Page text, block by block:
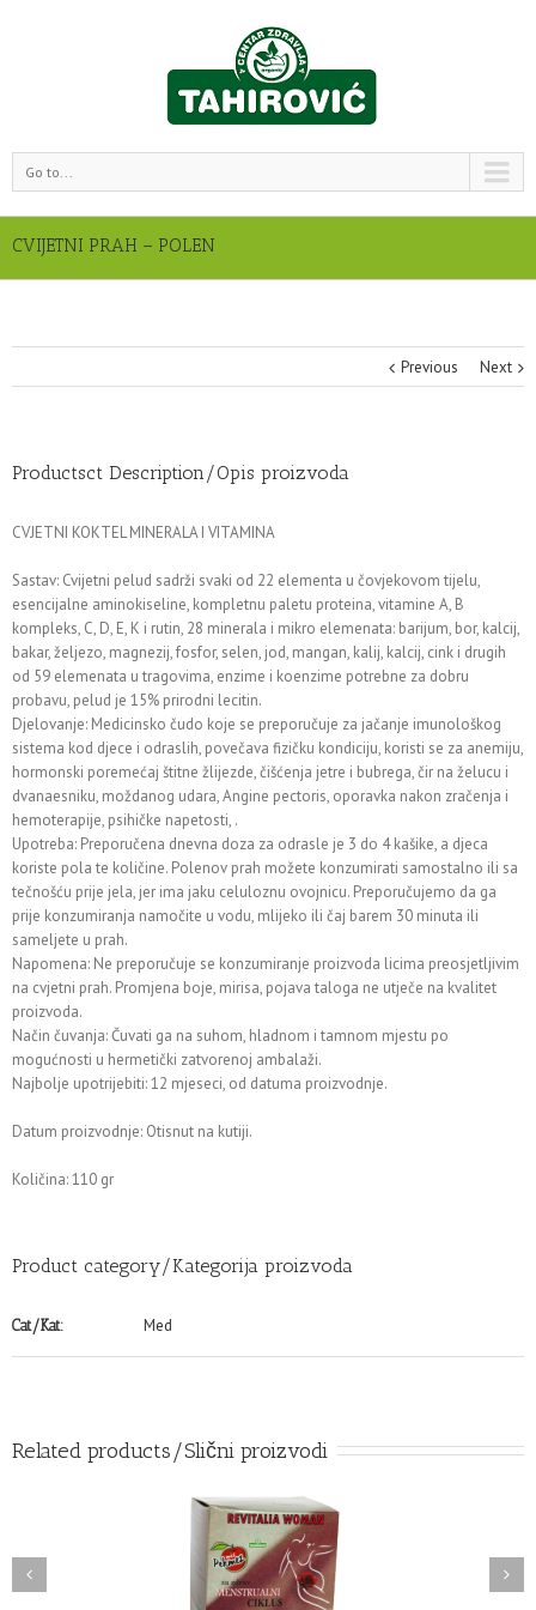
Go to...
CVIJETNI PRAH – POLEN
Previous Next
Productsct Description/Opis proizvoda
CVJETNI KOKTEL MINERALA I VITAMINA
Sastav: Cvijetni pelud sadrži svaki od 22 elementa u čovjekovom tijelu,
esencijalne aminokiseline, kompletnu paletu proteina, vitamine A, B
kompleks, C, D, E, K i rutin, 28 minerala i mikro elemenata: barijum, bor, kalcij,
bakar, željezo, magnezij, fosfor, selen, jod, mangan, kalij, kalcij, cink i drugih
od 59 elemenata u tragovima, enzime i koenzime potrebne za dobru
probavu, pelud je 15% prirodni lecitin.
Djelovanje: Medicinsko čudo koje se preporučuje za jačanje imunološkog
sistema kod djece i odraslih, povečava fizičku kondiciju, koristi se za anemiju,
hormonski poremećaj štitne žlijezde, čišćenja jetre i bubrega, čir na želucu i
dvanaesniku, moždanog udara, Angine pectoris, oporavka nakon zračenja i
hemoterapije, psihičke napetosti, .
Upotreba: Preporučena dnevna doza za odrasle je 3 do 4 kašike, a djeca
koriste pola te količine. Polenov prah možete konzumirati samostalno ili sa
tečnošću prije jela, jer ima jaku celuloznu ovojnicu. Preporučujemo da ga
prije konzumiranja namočite u vodu, mlijeko ili čaj barem 30 minuta ili
sameljete u prah.
Napomena: Ne preporučuje se konzumiranje proizvoda licima preosjetljivim
na cvjetni prah. Promjena boje, mirisa, pojava taloga ne utječe na kvalitet
proizvoda.
Način čuvanja: Čuvati ga na suhom, hladnom i tamnom mjestu po
mogućnosti u hermetički zatvorenoj ambalaži.
Najbolje upotrijebiti: 12 mjeseci, od datuma proizvodnje.
Datum proizvodnje: Otisnut na kutiji.
Količina: 110 gr
Product category/Kategorija proizvoda
Cat/Kat: Med
Related products/Slični proizvodi
MIX REVITALIA Revitalia man – PEKMEZ